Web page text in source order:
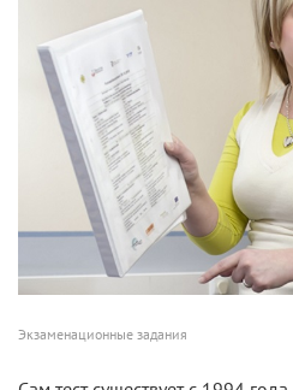
Экзаменационные задания